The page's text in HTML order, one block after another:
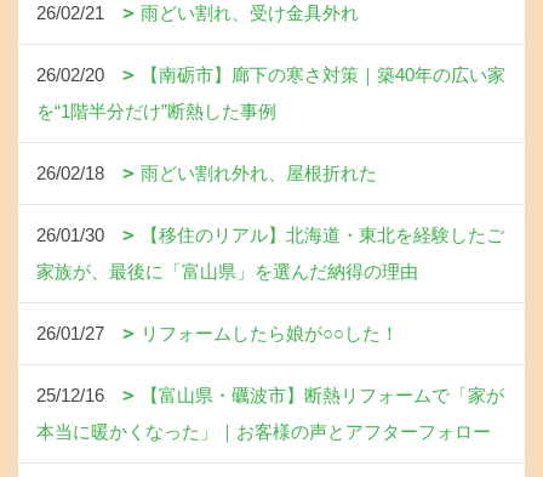
26/02/21 雨どい割れ、受け金具外れ
26/02/20
【南砺市】廊下の寒さ対策｜築40年の広い家
を“1階半分だけ”断熱した事例
26/02/18 雨どい割れ外れ、屋根折れた
26/01/30
【移住のリアル】北海道・東北を経験したご
家族が、最後に「富山県」を選んだ納得の理由
26/01/27 リフォームしたら娘が○○した！
25/12/16
【富山県・礪波市】断熱リフォームで「家が
本当に暖かくなった」｜お客様の声とアフターフォロー